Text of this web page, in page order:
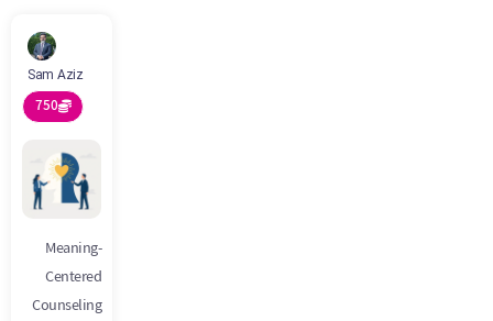
Sam Aziz
750
Meaning-
Centered
Counseling